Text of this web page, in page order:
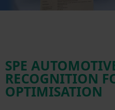
SPE
RECOGNITION
OPTIMISATION